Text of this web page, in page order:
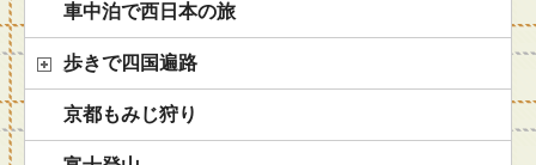
車中泊で西日本の旅
歩きで四国遍路
京都もみじ狩り